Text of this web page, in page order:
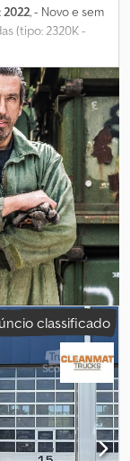
2022, - Novo e sem
(tipo: 2320K -
7ª função para
por rádio -
EVS -
-> 3.000 kg
* 12,4 metros ->
Fly-Jib (FJ-
= Estado
Clean
NL
classificado